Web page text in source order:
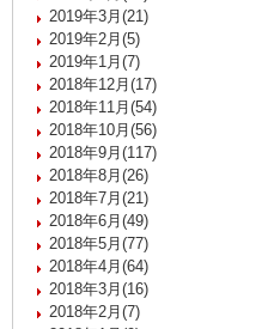
2019年3月(21)
2019年2月(5)
2019年1月(7)
2018年12月(17)
2018年11月(54)
2018年10月(56)
2018年9月(117)
2018年8月(26)
2018年7月(21)
2018年6月(49)
2018年5月(77)
2018年4月(64)
2018年3月(16)
2018年2月(7)